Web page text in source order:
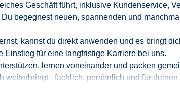
Geschäftführt, inklusive Kundenservice,
begegnest neuen, spannenden und
kannst du direkt anwenden und es bringt
Einstieg für eine langfristige Karriere bei uns.
lernen voneinander und packen
weiterbringt - fachlich, persönlich und für